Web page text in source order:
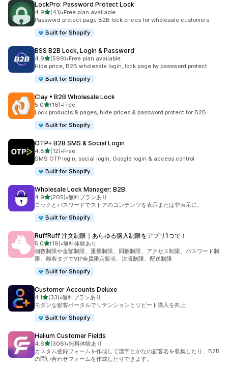
LockPro: Password Protect Lock
4.95つ星中
(41)
合計レビュー数：41件
•Free plan available
Password protect page B2B lock prices for wholesale customers
Built for Shopify
BSS B2B Lock, Login & Password
4.95つ星中
(599)
合計レビュー数：599件
•Free plan available
Hide price, B2B wholesale login, lock page by password protect
Built for Shopify
Clay • B2B Wholesale Lock
5.05つ星中
(16)
合計レビュー数：16件
•Free
Lock products & pages, hide prices & password protect for B2B
Built for Shopify
OTP+ B2B SMS & Social Login
4.85つ星中
(12)
合計レビュー数：12件
•Free
SMS OTP login, social login, Google login & access control
Built for Shopify
Wholesale Lock Manager: B2B
4.95つ星中
(205)
合計レビュー数：205件
•無料プランあり
ロックとパスワードでストアのコンテンツを表示または非表示に。
Built for Shopify
RuffRuff 注文制限｜あらゆる購入制限をアプリ1つで！
5.05つ星中
(19)
合計レビュー数：19件
•無料体験あり
個数制限や金額制限、重量制限、同梱制限、アクセス制限、パスワード制
限、顧客タグでVIP会員限定販売、決済制限、配送制限
Built for Shopify
Customer Accounts Deluxe
4.15つ星中
(33)
合計レビュー数：33件
•無料プランあり
モダンな顧客ポータルでリテンションとリピート購入を向上
Built for Shopify
Helium Customer Fields
4.65つ星中
(306)
合計レビュー数：306件
•無料体験あり
カスタム登録フォームを作成して漢字とかなの顧客名を収集したり、B2B
の問い合わせフォームを作成したりできます。